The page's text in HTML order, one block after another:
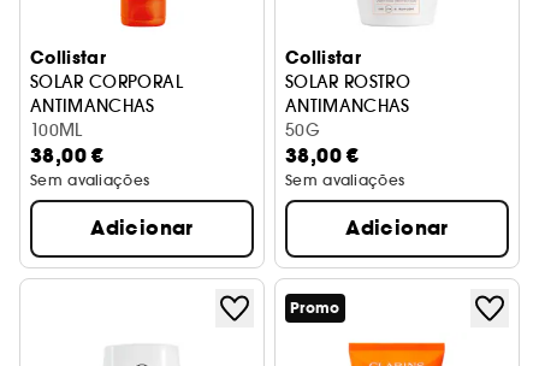
Collistar
SOLAR CORPORAL
ANTIMANCHAS
100ML
38,00 €
Sem avaliações
Adicionar
Collistar
SOLAR ROSTRO
ANTIMANCHAS
50G
38,00 €
Sem avaliações
Adicionar
Promo